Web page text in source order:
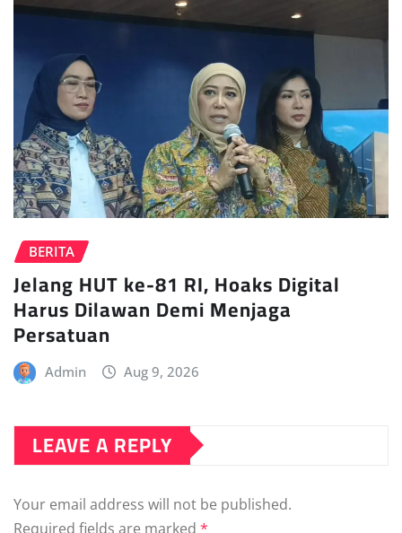
BERITA
Jelang HUT ke-81 RI, Hoaks Digital
Harus Dilawan Demi Menjaga
Persatuan
Admin Aug 9, 2026
LEAVE A REPLY
Your email address will not be published.
Required fields are marked *